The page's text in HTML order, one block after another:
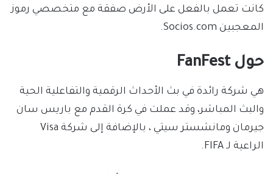
كانت تعمل بالفعل على الأرض صفقة مع متخصصي رموز
المعجبين Socios.com.
حول FanFest
هي شركة رائدة في بث الأحداث الرقمية والتفاعلية الحية
والبث المباشر، وقد عملت في كرة القدم مع باريس سان
جيرمان ومانشستر سيتي ، بالإضافة إلى شركة Visa
الراعية لـ FIFA.